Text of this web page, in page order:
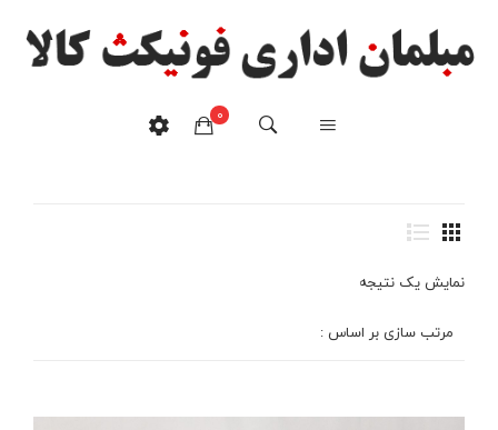
0
صندلی مدیریتی A30
نمایش یک نتیجه
مرتب سازی بر اساس :